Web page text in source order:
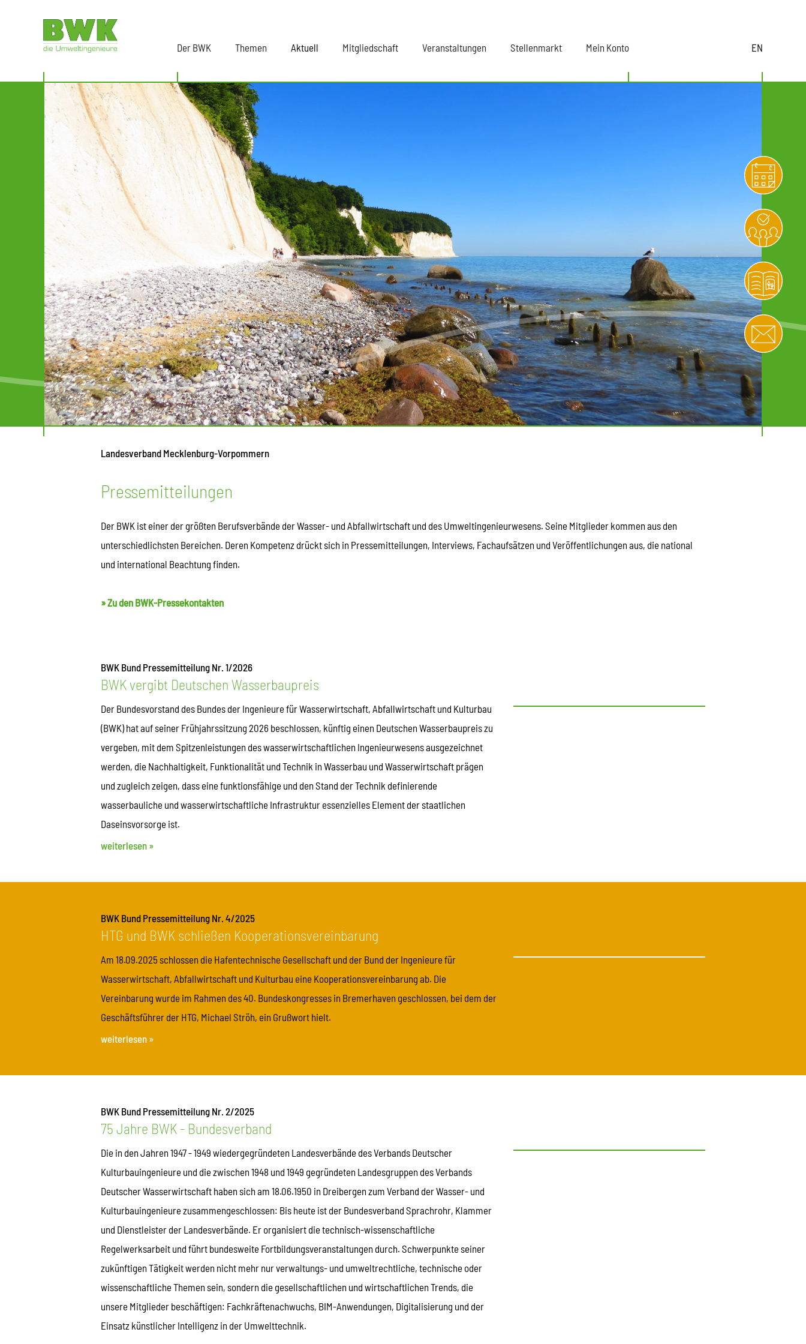
Der BWK Themen Aktuell Mitgliedschaft Veranstaltungen Stellenmarkt Mein Konto EN
Landesverband Mecklenburg-Vorpommern
Pressemitteilungen
Der BWK ist einer der größten Berufsverbände der Wasser- und Abfallwirtschaft und des Umweltingenieurwesens. Seine Mitglieder kommen aus den
unterschiedlichsten Bereichen. Deren Kompetenz drückt sich in Pressemitteilungen, Interviews, Fachaufsätzen und Veröffentlichungen aus, die national
und international Beachtung finden.
» Zu den BWK-Pressekontakten
BWK Bund Pressemitteilung Nr. 1/2026
BWK vergibt Deutschen Wasserbaupreis
Der Bundesvorstand des Bundes der Ingenieure für Wasserwirtschaft, Abfallwirtschaft und Kulturbau
(BWK) hat auf seiner Frühjahrssitzung 2026 beschlossen, künftig einen Deutschen Wasserbaupreis zu
vergeben, mit dem Spitzenleistungen des wasserwirtschaftlichen Ingenieurwesens ausgezeichnet
werden, die Nachhaltigkeit, Funktionalität und Technik in Wasserbau und Wasserwirtschaft prägen
und zugleich zeigen, dass eine funktionsfähige und den Stand der Technik definierende
wasserbauliche und wasserwirtschaftliche Infrastruktur essenzielles Element der staatlichen
Daseinsvorsorge ist.
weiterlesen »
BWK Bund Pressemitteilung Nr. 4/2025
HTG und BWK schließen Kooperationsvereinbarung
Am 18.09.2025 schlossen die Hafentechnische Gesellschaft und der Bund der Ingenieure für
Wasserwirtschaft, Abfallwirtschaft und Kulturbau eine Kooperationsvereinbarung ab. Die
Vereinbarung wurde im Rahmen des 40. Bundeskongresses in Bremerhaven geschlossen, bei dem der
Geschäftsführer der HTG, Michael Ströh, ein Grußwort hielt.
weiterlesen »
BWK Bund Pressemitteilung Nr. 2/2025
75 Jahre BWK - Bundesverband
Die in den Jahren 1947 - 1949 wiedergegründeten Landesverbände des Verbands Deutscher
Kulturbauingenieure und die zwischen 1948 und 1949 gegründeten Landesgruppen des Verbands
Deutscher Wasserwirtschaft haben sich am 18.06.1950 in Dreibergen zum Verband der Wasser- und
Kulturbauingenieure zusammengeschlossen: Bis heute ist der Bundesverband Sprachrohr, Klammer
und Dienstleister der Landesverbände. Er organisiert die technisch-wissenschaftliche
Regelwerksarbeit und führt bundesweite Fortbildungsveranstaltungen durch. Schwerpunkte seiner
zukünftigen Tätigkeit werden nicht mehr nur verwaltungs- und umweltrechtliche, technische oder
wissenschaftliche Themen sein, sondern die gesellschaftlichen und wirtschaftlichen Trends, die
unsere Mitglieder beschäftigen: Fachkräftenachwuchs, BIM-Anwendungen, Digitalisierung und der
Einsatz künstlicher Intelligenz in der Umwelttechnik.